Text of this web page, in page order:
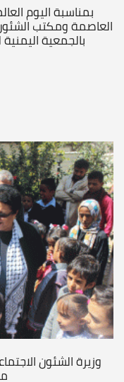
العاصمة ومكتب
بالجمعية
وزيرة الشئون